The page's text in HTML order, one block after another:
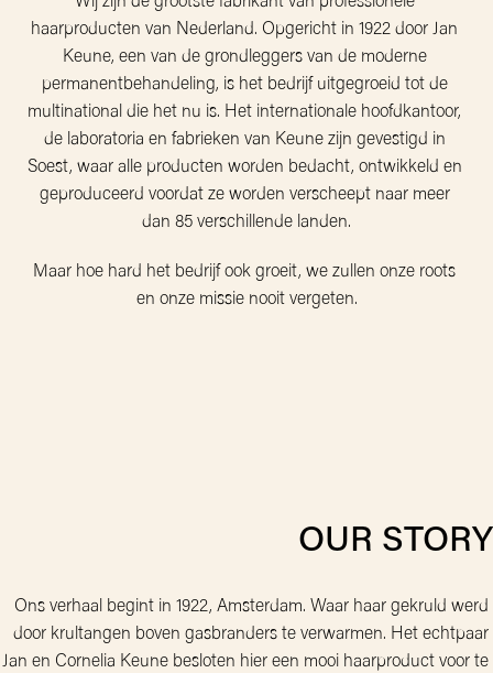
haarproducten van Nederland. Opgericht in 1922 door Jan
Keune, een van de grondleggers van de moderne
permanentbehandeling, is het bedrijf uitgegroeid tot de
multinational die het nu is. Het internationale hoofdkantoor,
de laboratoria en fabrieken van Keune zijn gevestigd in
Soest, waar alle producten worden bedacht, ontwikkeld en
geproduceerd voordat ze worden verscheept naar meer
dan 85 verschillende landen.
Maar hoe hard het bedrijf ook groeit, we zullen onze roots
en onze missie nooit vergeten.
OUR STORY
Ons verhaal begint in 1922, Amsterdam. Waar haar gekruld werd
door krultangen boven gasbranders te verwarmen. Het echtpaar
Jan en Cornelia Keune besloten hier een mooi haarproduct voor te